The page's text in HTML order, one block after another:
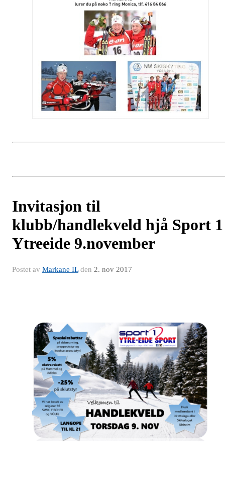
Invitasjon til
klubb/handlekveld hjå Sport 1
Ytreeide 9.november
Postet av Markane ILden 2. nov 2017